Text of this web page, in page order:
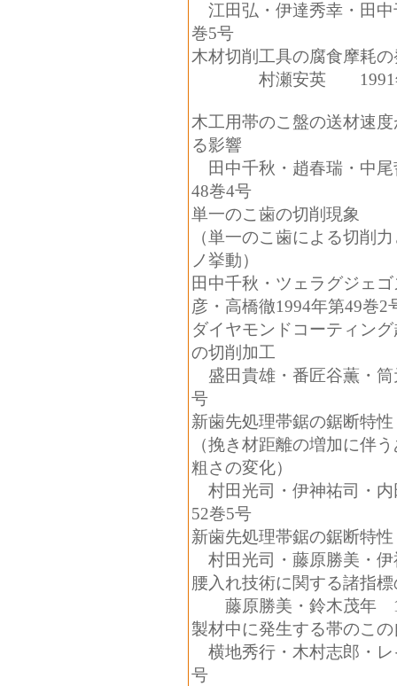
江田弘・伊達秀幸・田
巻5号
木材切削工具の腐食摩耗
村瀬安英 1991
木工用帯のこ盤の送材速
る影響
田中千秋・趙春瑞・中
48巻4号
単一のこ歯の切削現象
（単一のこ歯による切削
ノ挙動）
田中千秋・ツェラグジェ
彦・高橋徹1994年第49巻2
ダイヤモンドコーティン
の切削加工
盛田貴雄・番匠谷薫・
号
新歯先処理帯鋸の鋸断特性
（挽き材距離の増加に伴
粗さの変化）
村田光司・伊神祐司・
52巻5号
新歯先処理帯鋸の鋸断特
村田光司・藤原勝美・伊
腰入れ技術に関する諸指
藤原勝美・鈴木茂年
製材中に発生する帯のこ
横地秀行・木村志郎
号